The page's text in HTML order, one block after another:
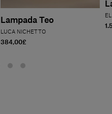
Lampada Teo
LUCA NICHETTO
384,00£